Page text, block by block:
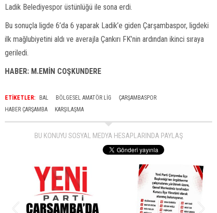
Ladik Belediyespor üstünlüğü ile sona erdi.
Bu sonuçla ligde 6’da 6 yaparak Ladik’e giden Çarşambaspor, ligdeki
ilk mağlubiyetini aldı ve averajla Çankırı FK’nin ardından ikinci sıraya
geriledi.
HABER: M.EMİN COŞKUNDERE
ETİKETLER: BAL BÖLGESEL AMATÖR LIG
ÇARŞAMBASPOR
HABER ÇARŞAMBA
KARŞILAŞMA
BU KONUYU SOSYAL MEDYA HESAPLARINDA PAYLAŞ